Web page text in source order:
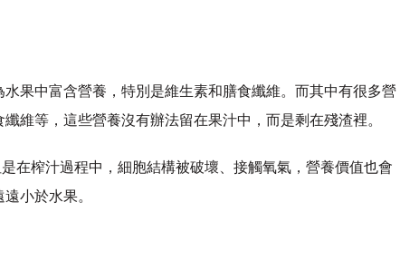
果中富含營養，特別是維生素和膳食纖維。而其中有很多營
維等，這些營養沒有辦法留在果汁中，而是剩在殘渣裡。
在榨汁過程中，細胞結構被破壞、接觸氧氣，營養價值也會
小於水果。